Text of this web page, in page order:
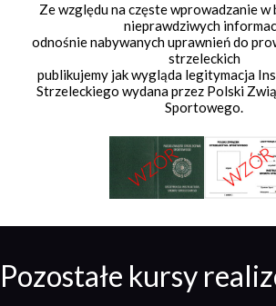
Ze względu na częste wprowadzanie w
nieprawdziwych
odnośnie nabywanych uprawnień do
strzeleckich
publikujemy jak wygląda legitymacja
Strzeleckiego wydana przez Polski
Sportowego.
Pozostałe kursy